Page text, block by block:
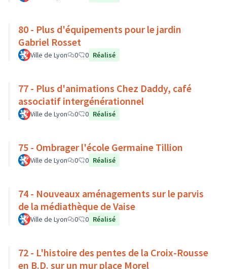
80 - Plus d'équipements pour le jardin
Gabriel Rosset
Ville de Lyon 0 0 Réalisé
77 - Plus d'animations Chez Daddy, café
associatif intergénérationnel
Ville de Lyon 0 0 Réalisé
75 - Ombrager l'école Germaine Tillion
Ville de Lyon 0 0 Réalisé
74 - Nouveaux aménagements sur le parvis
de la médiathèque de Vaise
Ville de Lyon 0 0 Réalisé
72 - L'histoire des pentes de la Croix-Rousse
en B.D. sur un mur place Morel